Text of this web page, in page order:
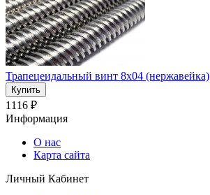
Трапецеидальный винт 8x04 (нержавейка)
1116 ₽
Информация
О нас
Карта сайта
Личный Кабинет